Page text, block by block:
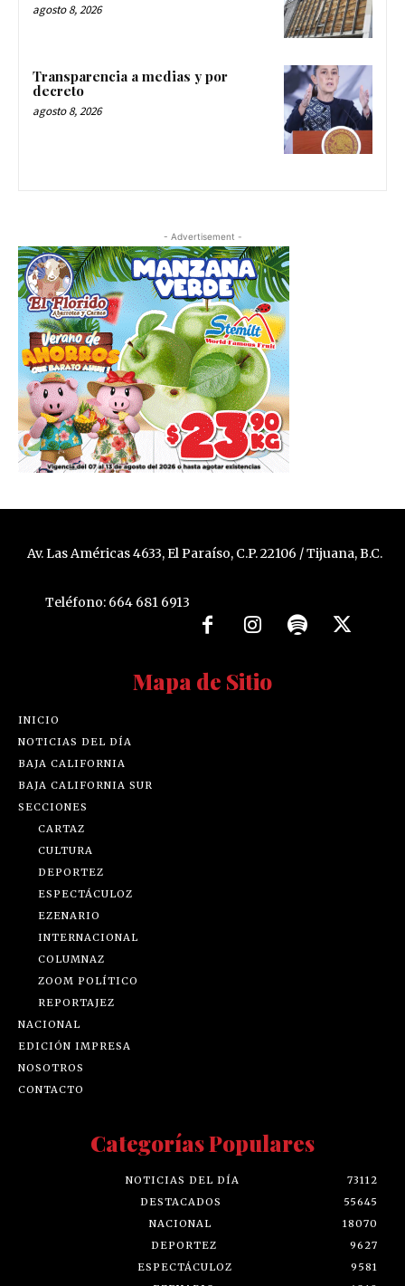
agosto 8, 2026
Transparencia a medias y por
decreto
agosto 8, 2026
- Advertisement -
Av. Las Américas 4633, El Paraíso, C.P. 22106 / Tijuana, B.C.
Teléfono: 664 681 6913
Mapa de Sitio
INICIO
NOTICIAS DEL DÍA
BAJA CALIFORNIA
BAJA CALIFORNIA SUR
SECCIONES
CARTAZ
CULTURA
DEPORTEZ
ESPECTÁCULOZ
EZENARIO
INTERNACIONAL
COLUMNAZ
ZOOM POLÍTICO
REPORTAJEZ
NACIONAL
EDICIÓN IMPRESA
NOSOTROS
CONTACTO
Categorías Populares
NOTICIAS DEL DÍA
73112
DESTACADOS
55645
NACIONAL
18070
DEPORTEZ
9627
ESPECTÁCULOZ
9581